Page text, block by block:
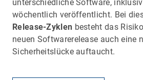
unterschiedliche Software,
wöchentlich veröffentlicht. Bei
Release-Zyklen besteht das
neuen Softwarerelease auch eine
Sicherheitslücke auftaucht.